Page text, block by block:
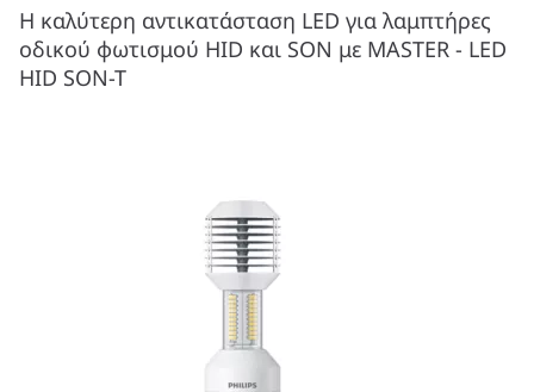
Η καλύτερη αντικατάσταση LED για λαμπτήρες
οδικού φωτισμού HID και SON με MASTER - LED
HID SON-T